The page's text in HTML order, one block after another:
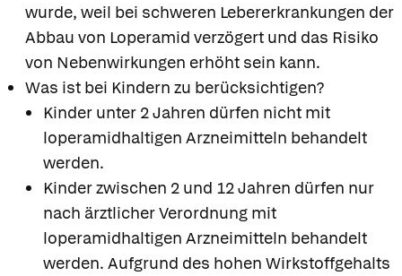
wurde, weil bei schweren Lebererkrankungen der
Abbau von Loperamid verzögert und das Risiko
von Nebenwirkungen erhöht sein kann.
Was ist bei Kindern zu berücksichtigen?
Kinder unter 2 Jahren dürfen nicht mit
loperamidhaltigen Arzneimitteln behandelt
werden.
Kinder zwischen 2 und 12 Jahren dürfen nur
nach ärztlicher Verordnung mit
loperamidhaltigen Arzneimitteln behandelt
werden. Aufgrund des hohen Wirkstoffgehalts